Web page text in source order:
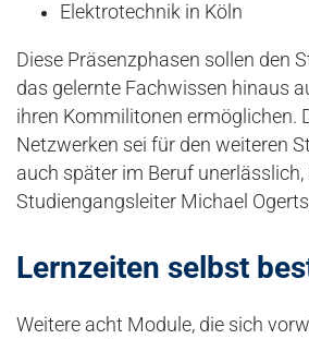
Elektrotechnik in Köln
Diese Präsenzphasen sollen den
das gelernte Fachwissen hinaus
ihren Kommilitonen ermöglichen.
Netzwerken sei für den weiteren
auch später im Beruf
Studiengangsleiter Michael
Lernzeiten selbst
Weitere acht Module, die sich